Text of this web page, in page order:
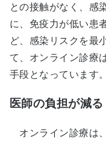
との接触がなく、感
に、免疫力が低い患
ど、感染リスクを最
て、オンライン診療
手段となっています。
医師の負担が減る
オンライン診療は